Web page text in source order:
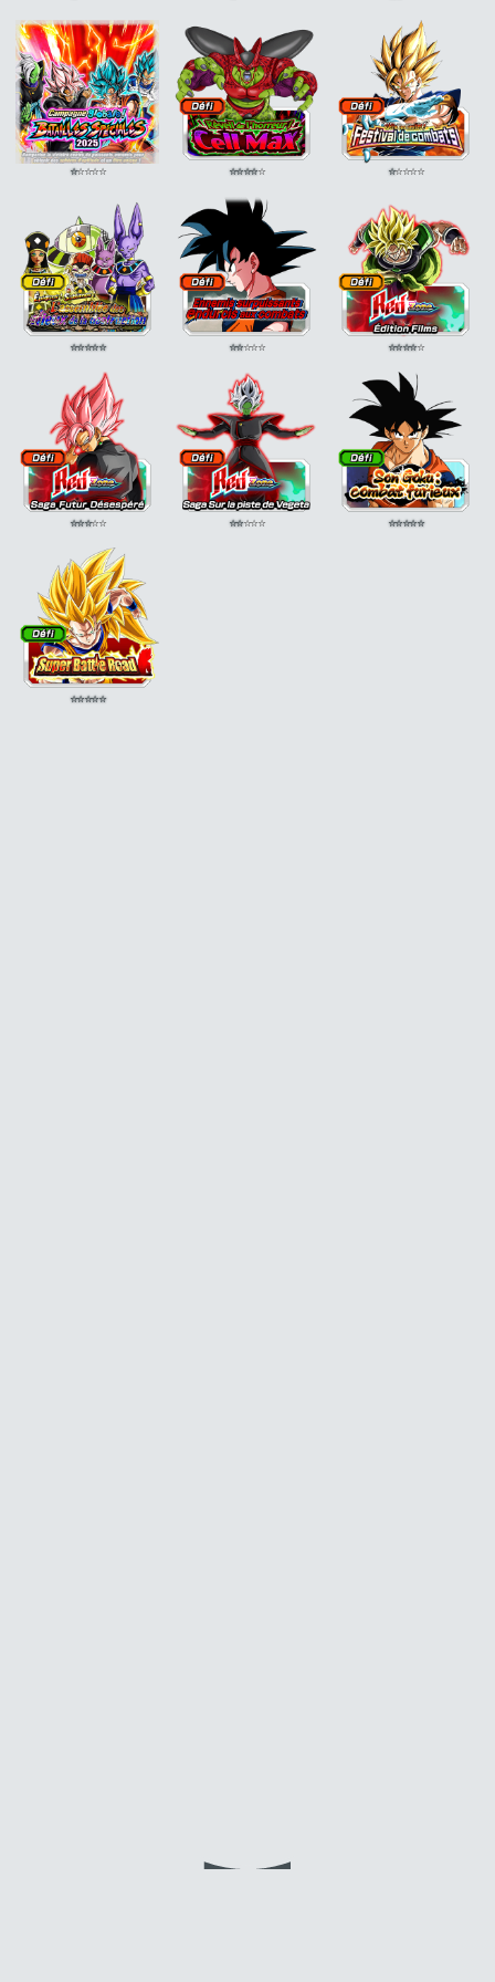
ATT SP
⭐⭐⭐⭐⭐ ⭐⭐⭐⭐⭐ ⭐⭐⭐⭐⭐
⭐⭐⭐⭐⭐ ⭐⭐⭐⭐⭐ ⭐⭐⭐⭐⭐
⭐⭐⭐⭐⭐ ⭐⭐⭐⭐⭐ ⭐⭐⭐⭐⭐
⭐⭐⭐⭐⭐